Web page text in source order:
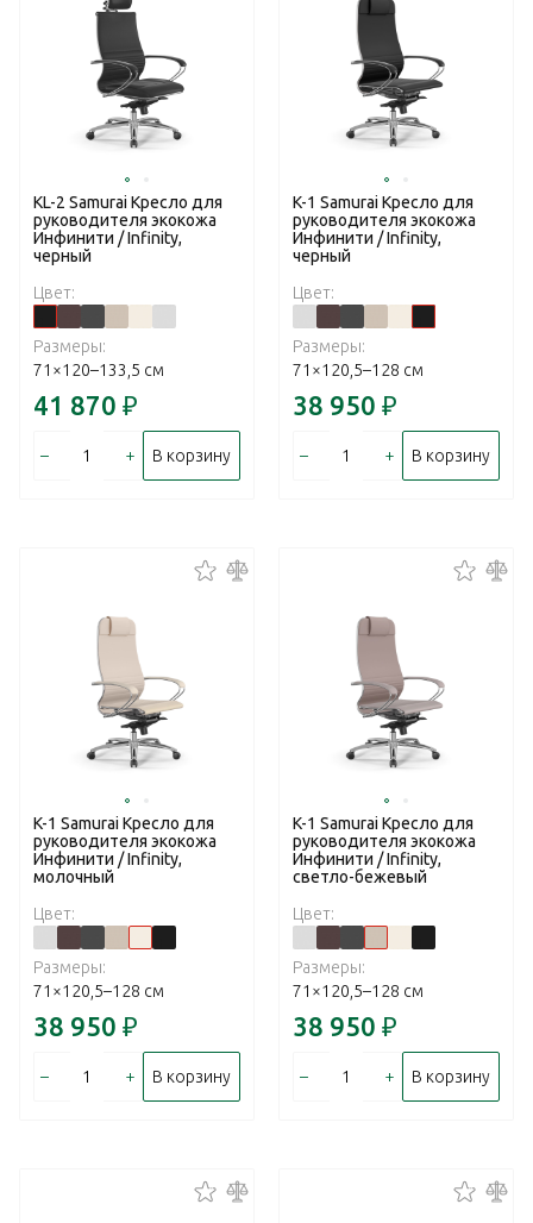
KL-2 Samurai Кресло для
руководителя экокожа
Инфинити / Infinity,
черный
Цвет:
Размеры:
71×120–133,5 см
41 870 ₽
– + В корзину
K-1 Samurai Кресло для
руководителя экокожа
Инфинити / Infinity,
черный
Цвет:
Размеры:
71×120,5–128 см
38 950 ₽
– + В корзину
K-1 Samurai Кресло для
руководителя экокожа
Инфинити / Infinity,
молочный
Цвет:
Размеры:
71×120,5–128 см
38 950 ₽
– + В корзину
K-1 Samurai Кресло для
руководителя экокожа
Инфинити / Infinity,
светло-бежевый
Цвет:
Размеры:
71×120,5–128 см
38 950 ₽
– + В корзину